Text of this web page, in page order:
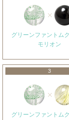
グリーンファントム
モリオン
3
グリーンファントム